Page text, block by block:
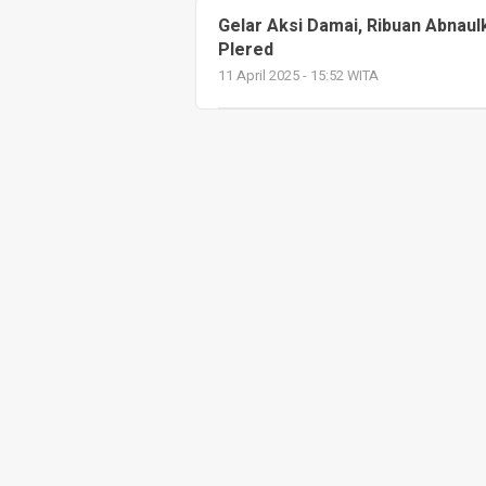
Gelar Aksi Damai, Ribuan
Plered
11 April 2025 - 15:52 WITA